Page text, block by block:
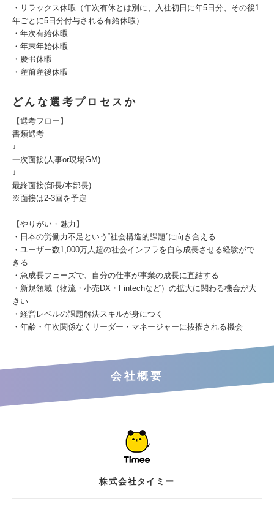
・リラックス休暇（年次有休とは別に、入社初日に年5日分、その後1
年ごとに5日分付与される有給休暇）
・年次有給休暇
・年末年始休暇
・慶弔休暇
・産前産後休暇
どんな選考プロセスか
【選考フロー】
書類選考
↓
一次面接(人事or現場GM)
↓
最終面接(部長/本部長)
※面接は2-3回を予定
【やりがい・魅力】
・日本の労働力不足という“社会構造的課題”に向き合える
・ユーザー数1,000万人超の社会インフラを自ら成長させる経験がで
きる
・急成長フェーズで、自分の仕事が事業の成長に直結する
・新規領域（物流・小売DX・Fintechなど）の拡大に関わる機会が大
きい
・経営レベルの課題解決スキルが身につく
・年齢・年次関係なくリーダー・マネージャーに抜擢される機会
会社概要
株式会社タイミー